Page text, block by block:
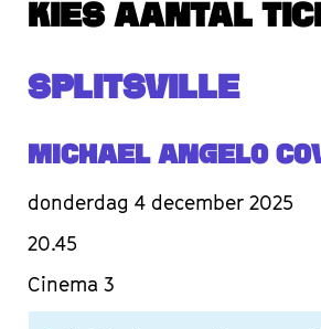
KIES AANTAL
SPLITSVILLE
Michael Angelo
donderdag 4 december 2025
20.45
Cinema 3